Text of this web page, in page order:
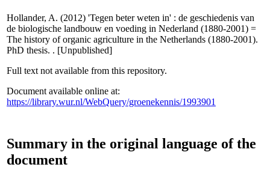
Hollander, A. (2012) 'Tegen beter weten in' : de geschiedenis van
de biologische landbouw en voeding in Nederland (1880-2001) =
The history of organic agriculture in the Netherlands (1880-2001).
PhD thesis. . [Unpublished]
Full text not available from this repository.
Document available online at:
https://library.wur.nl/WebQuery/groenekennis/1993901
Summary in the original language of the
document